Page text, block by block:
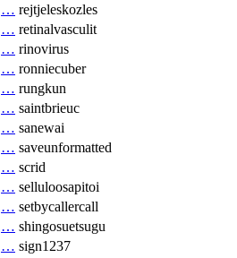
… rejtjeleskozles
… retinalvasculit
… rinovirus
… ronniecuber
… rungkun
… saintbrieuc
… sanewai
… saveunformatted
… scrid
… selluloosapitoi
… setbycallercall
… shingosuetsugu
… sign1237